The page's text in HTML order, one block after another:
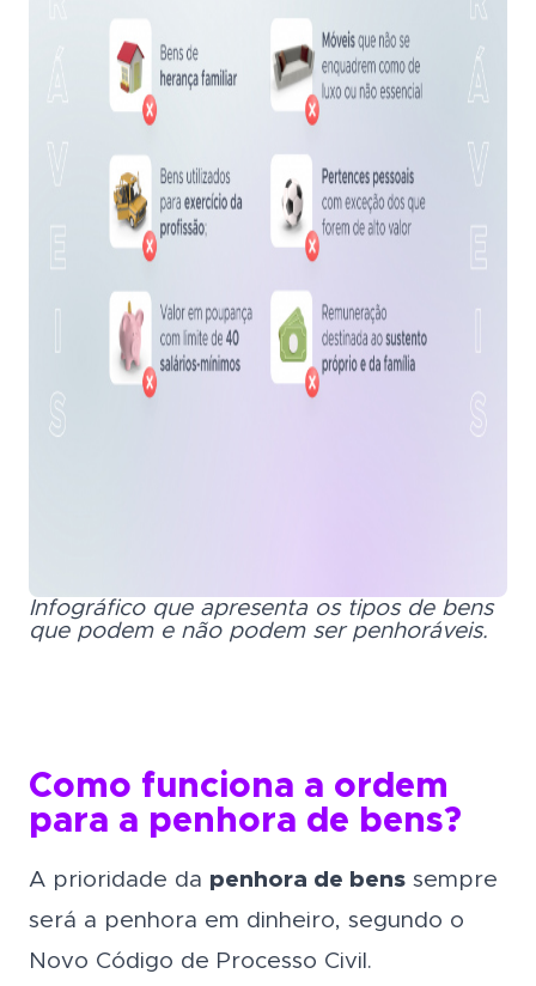
Infográfico que apresenta os tipos de bens
que podem e não podem ser penhoráveis.
Como funciona a ordem
para a penhora de bens?
A prioridade da penhora de bens sempre
será a penhora em dinheiro, segundo o
Novo Código de Processo Civil.